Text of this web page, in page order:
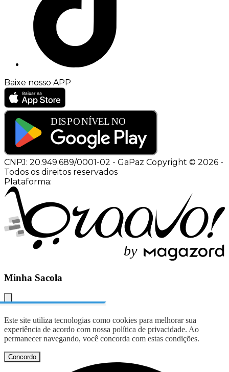
Baixe nosso APP
CNPJ: 20.949.689/0001-02 - GaPaz Copyright © 2026 -
Todos os direitos reservados
Plataforma:
by
Minha Sacola
Este site utiliza tecnologias como cookies para melhorar sua
experiência de acordo com nossa política de privacidade. Ao
permanecer navegando, você concorda com estas condições.
Concordo